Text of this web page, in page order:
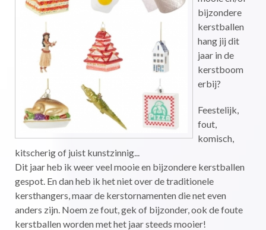
bijzondere
kerstballen
hang jij dit
jaar in de
kerstboom
erbij?
Feestelijk,
fout,
komisch,
kitscherig of juist kunstzinnig...
Dit jaar heb ik weer veel mooie en bijzondere kerstballen
gespot. En dan heb ik het niet over de traditionele
kersthangers, maar de kerstornamenten die net even
anders zijn. Noem ze fout, gek of bijzonder, ook de foute
kerstballen worden met het jaar steeds mooier!